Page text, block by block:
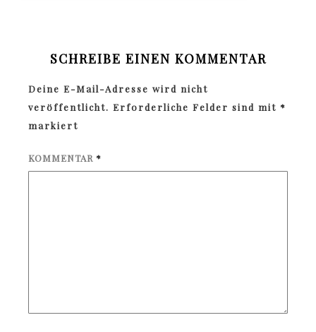
SCHREIBE EINEN KOMMENTAR
Deine E-Mail-Adresse wird nicht
veröffentlicht. Erforderliche Felder sind mit *
markiert
KOMMENTAR *